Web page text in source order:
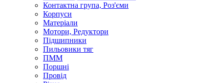
Контактна група, Роз'єми
Корпуси
Матеріали
Мотори, Редуктори
Підшипники
Пильовики тяг
ПММ
Поршні
Провід